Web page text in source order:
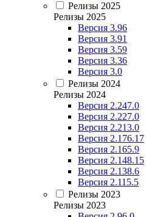
Релизы 2025
Релизы 2025
Версия 3.96
Версия 3.91
Версия 3.59
Версия 3.36
Версия 3.0
Релизы 2024
Релизы 2024
Версия 2.247.0
Версия 2.227.0
Версия 2.213.0
Версия 2.176.17
Версия 2.165.9
Версия 2.148.15
Версия 2.138.6
Версия 2.115.5
Релизы 2023
Релизы 2023